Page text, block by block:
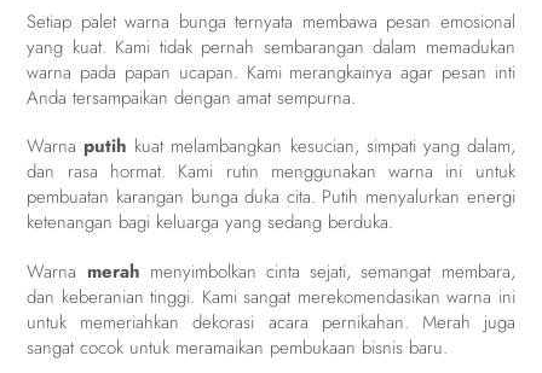
Setiap palet warna bunga ternyata membawa pesan emosional
yang kuat. Kami tidak pernah sembarangan dalam memadukan
warna pada papan ucapan. Kami merangkainya agar pesan inti
Anda tersampaikan dengan amat sempurna.
Warnaputih kuat melambangkan kesucian, simpati yang dalam,
dan rasa hormat. Kami rutin menggunakan warna ini untuk
pembuatan karangan bunga duka cita. Putih menyalurkan energi
ketenangan bagi keluarga yang sedang berduka.
Warna merah menyimbolkan cinta sejati, semangat membara,
dan keberanian tinggi. Kami sangat merekomendasikan warna ini
untuk memeriahkan dekorasi acara pernikahan. Merah juga
sangat cocok untuk meramaikan pembukaan bisnis baru.